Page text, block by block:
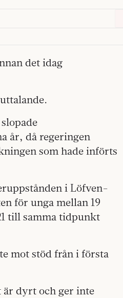
det idag
år, då regeringen
som hade införts
i Löfven-
för unga mellan 19
till samma tidpunkt
mot stöd från i första
är dyrt och ger inte